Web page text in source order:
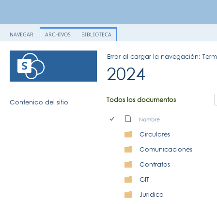
NAVEGAR ARCHIVOS BIBLIOTECA
Error al cargar la navegación:
2024
Contenido del sitio Todos los documentos
Nombre
Circulares
Comunicaciones
Contratos
GIT
Juridica